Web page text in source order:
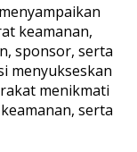
keamanan,
sponsor, serta
menyukseskan
menikmati
serta